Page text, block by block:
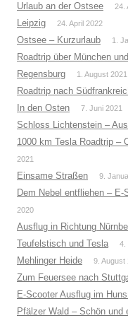
Urlaub an der Ostsee 24.
Leipzig 24. April 2022
Ostsee – Kurzurlaub 1.
Roadtrip über München
Regensburg 1. August 2021
Roadtrip nach
In den Osten 7. Juni 2021
Schloss Lichtenstein –
1000 km Tesla Roadtrip –
2021
Einsame Straßen 9.
Dem Nebel entfliehen –
2020
Ausflug in Richtung
Teufelstisch und Tesla 4.
Mehlinger Heide 9. August
Zum Feuersee nach
E-Scooter Ausflug im
Pfälzer Wald – Schön und